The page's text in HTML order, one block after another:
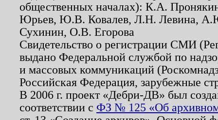
общественных началах): К.А.
Юрьев, Ю.В. Ковалев, Л.Н. Левина,
Сухинин, О.В. Егорова
Свидетельство о регистрации СМИ
выдано Федеральной службой по
и массовых коммуникаций
Российская Федерация, зарубежные
В 2006 г. проект «Дебри-ДВ» был
соответствии с ФЗ № 125 «Об